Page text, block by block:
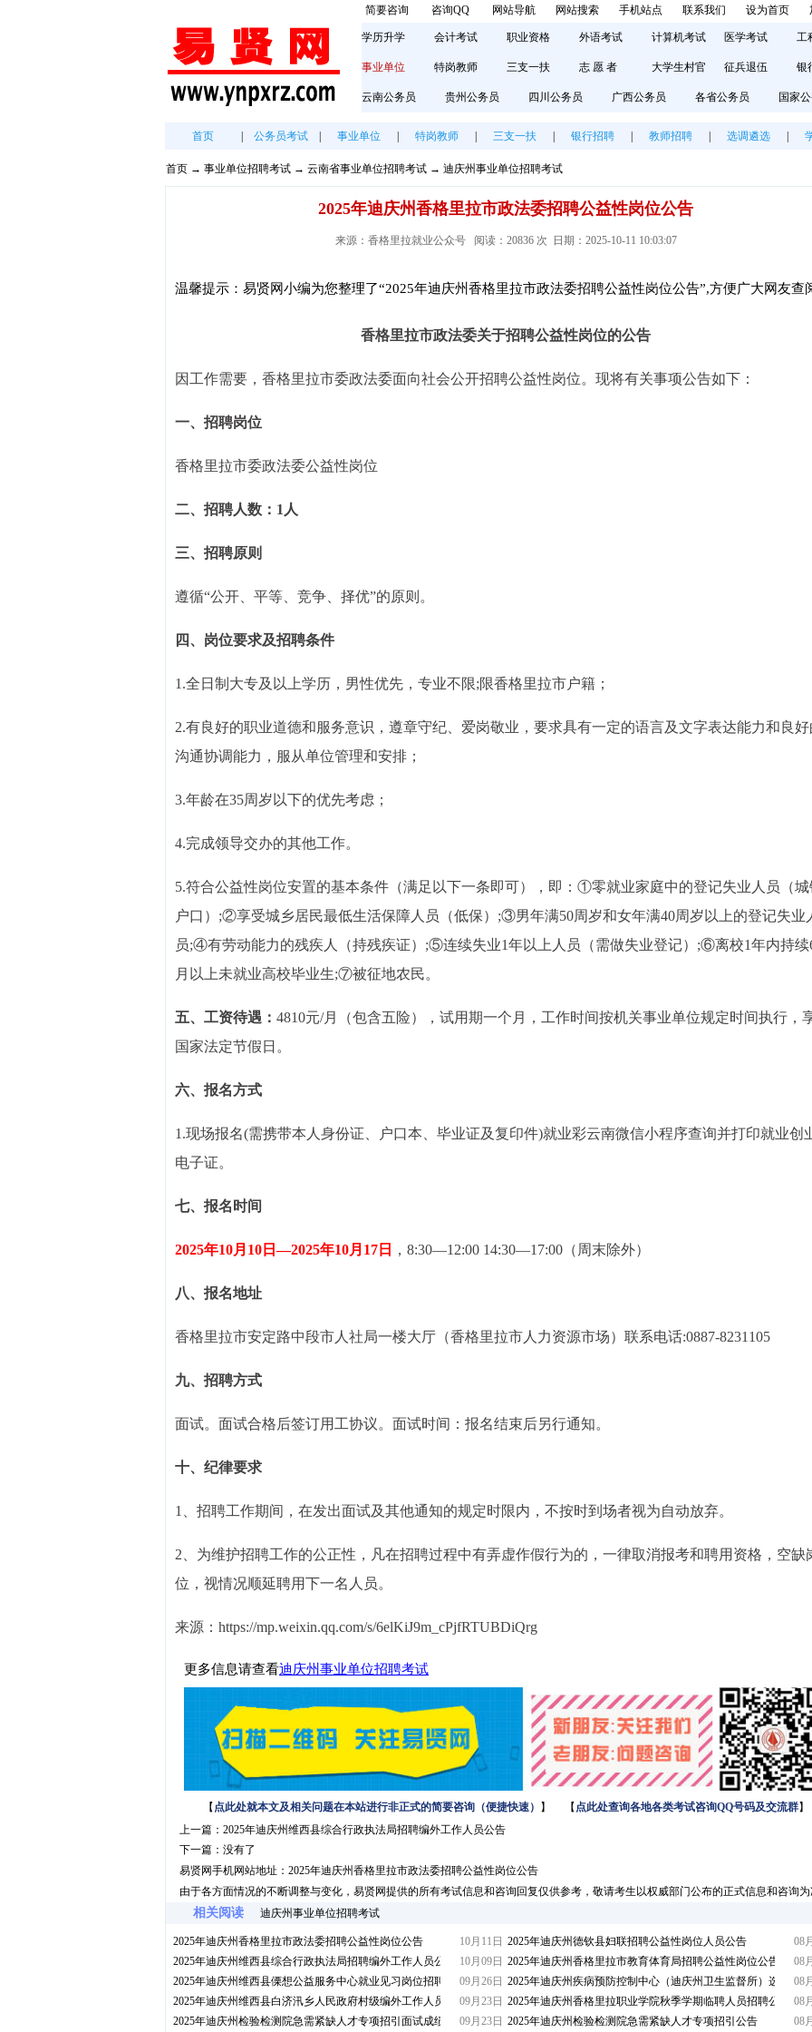
简要咨询 咨询QQ 网站导航 网站搜索 手机站点 联系我们 设为首页
学历升学 会计考试 职业资格 外语考试 计算机考试 医学考试 工
事业单位 特岗教师 三支一扶 志 愿 者 大学生村官 征兵退伍 银
云南公务员 贵州公务员 四川公务员 广西公务员 各省公务员 国家
首页 公务员考试 事业单位 特岗教师 三支一扶 银行招聘 教师招聘 选调遴选
首页 → 事业单位招聘考试 → 云南省事业单位招聘考试 → 迪庆州事业单位招聘考试
2025年迪庆州香格里拉市政法委招聘公益性岗位公告
来源：香格里拉就业公众号 阅读：20836 次 日期：2025-10-11 10:03:07
温馨提示：易贤网小编为您整理了“2025年迪庆州香格里拉市政法委招聘公益性岗位公告”,方便广大网友查
香格里拉市政法委关于招聘公益性岗位的公告
因工作需要，香格里拉市委政法委面向社会公开招聘公益性岗位。现将有关事项公告如下：
一、招聘岗位
香格里拉市委政法委公益性岗位
二、招聘人数：1人
三、招聘原则
遵循“公开、平等、竞争、择优”的原则。
四、岗位要求及招聘条件
1.全日制大专及以上学历，男性优先，专业不限;限香格里拉市户籍；
2.有良好的职业道德和服务意识，遵章守纪、爱岗敬业，要求具有一定的语言及文字表达能力和良好
沟通协调能力，服从单位管理和安排；
3.年龄在35周岁以下的优先考虑；
4.完成领导交办的其他工作。
5.符合公益性岗位安置的基本条件（满足以下一条即可），即：①零就业家庭中的登记失业人员（城
户口）;②享受城乡居民最低生活保障人员（低保）;③男年满50周岁和女年满40周岁以上的登记失业
员;④有劳动能力的残疾人（持残疾证）;⑤连续失业1年以上人员（需做失业登记）;⑥离校1年内持续
月以上未就业高校毕业生;⑦被征地农民。
五、工资待遇： 4810元/月（包含五险），试用期一个月，工作时间按机关事业单位规定时间执行，
国家法定节假日。
六、报名方式
1.现场报名(需携带本人身份证、户口本、毕业证及复印件)就业彩云南微信小程序查询并打印就业创
电子证。
七、报名时间
2025年10月10日—2025年10月17日 ，8:30—12:00 14:30—17:00（周末除外）
八、报名地址
香格里拉市安定路中段市人社局一楼大厅（香格里拉市人力资源市场）联系电话:0887-8231105
九、招聘方式
面试。面试合格后签订用工协议。面试时间：报名结束后另行通知。
十、纪律要求
1、招聘工作期间，在发出面试及其他通知的规定时限内，不按时到场者视为自动放弃。
2、为维护招聘工作的公正性，凡在招聘过程中有弄虚作假行为的，一律取消报考和聘用资格，空缺
位，视情况顺延聘用下一名人员。
来源：https://mp.weixin.qq.com/s/6elKiJ9m_cPjfRTUBDiQrg
更多信息请查看迪庆州事业单位招聘考试
【点此处就本文及相关问题在本站进行非正式的简要咨询（便捷快速） 】 【点此处查询各地各类考试咨询QQ号码及交流群】
上一篇： 2025年迪庆州维西县综合行政执法局招聘编外工作人员公告
下一篇：没有了
易贤网手机网站地址： 2025年迪庆州香格里拉市政法委招聘公益性岗位公告
由于各方面情况的不断调整与变化，易贤网提供的所有考试信息和咨询回复仅供参考，敬请考生以权威部门公布的正式信息和咨询为
相关阅读 迪庆州事业单位招聘考试
2025年迪庆州香格里拉市政法委招聘公益性岗位公告
10月11日
2025年迪庆州维西县综合行政执法局招聘编外工作人员公告
10月09日
2025年迪庆州维西县傈想公益服务中心就业见习岗位招聘公告09月26日
2025年迪庆州维西县白济汛乡人民政府村级编外工作人员招聘公告
09月23日
2025年迪庆州检验检测院急需紧缺人才专项招引面试成绩及体检通告
09月23日
2025年迪庆州德钦县妇联招聘公益性岗位人员公告
08
2025年迪庆州香格里拉市教育体育局招聘公益性岗位公告
08
2025年迪庆州疾病预防控制中心（迪庆州卫生监督所）选调公告
08
2025年迪庆州香格里拉职业学院秋季学期临聘人员招聘公告
08
2025年迪庆州检验检测院急需紧缺人才专项招引公告
08